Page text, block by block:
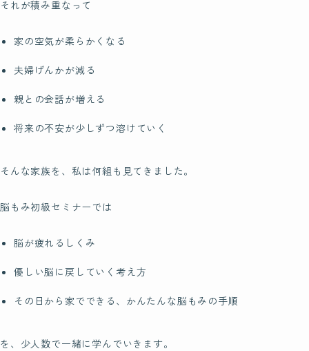
それが積み重なって
家の空気が柔らかくなる
夫婦げんかが減る
親との会話が増える
将来の不安が少しずつ溶けていく
そんな家族を、私は何組も見てきました。
脳もみ初級セミナーでは
脳が疲れるしくみ
優しい脳に戻していく考え方
その日から家でできる、かんたんな脳もみの手順
を、少人数で一緒に学んでいきます。